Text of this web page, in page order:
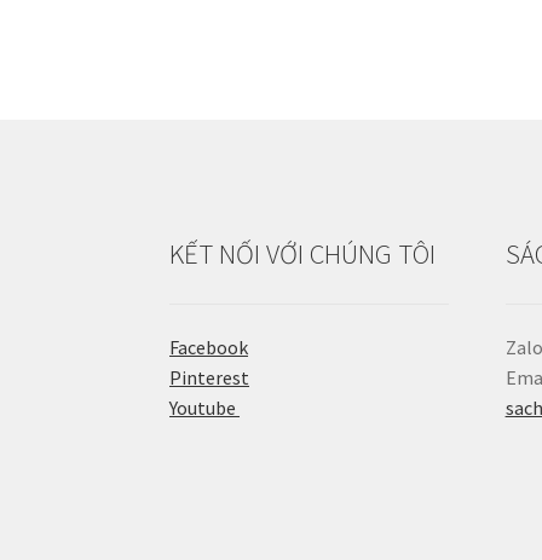
KẾT NỐI VỚI CHÚNG TÔI
Facebook
Pinterest
Youtube